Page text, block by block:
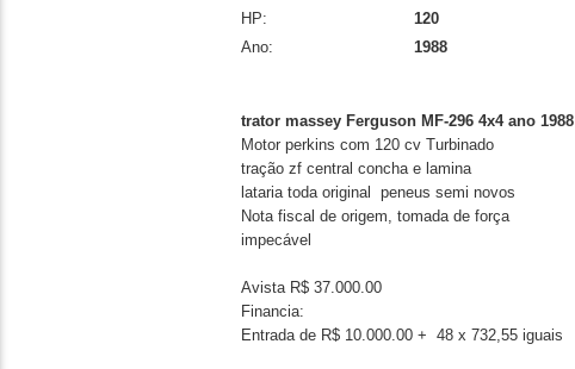
HP:
120
Ano:
1988
trator massey Ferguson MF-296 4x4 ano 1988
Motor perkins com 120 cv Turbinado
tração zf central concha e lamina
lataria toda original peneus semi novos
Nota fiscal de origem, tomada de força
impecável
Avista R$ 37.000.00
Financia:
Entrada de R$ 10.000.00 + 48 x 732,55 iguais